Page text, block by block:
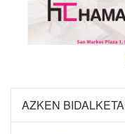
AZKEN